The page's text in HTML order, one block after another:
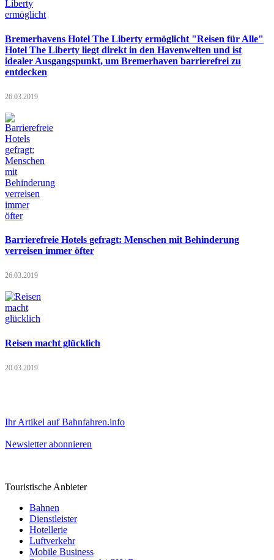
Bremerhavens Hotel The Liberty ermöglicht "Reisen für Alle"
Hotel The Liberty liegt direkt in den Havenwelten und ist
idealer Ausgangspunkt, um Bremerhaven barrierefrei zu
entdecken
26.03.2019
Barrierefreie Hotels gefragt: Menschen mit Behinderung
verreisen immer öfter
26.03.2019
Reisen macht glücklich
20.03.2019
Ihr Artikel auf Bahnfahren.info
Newsletter abonnieren
Touristische Anbieter
Bahnen
Dienstleister
Hotellerie
Luftverkehr
Mobile Business